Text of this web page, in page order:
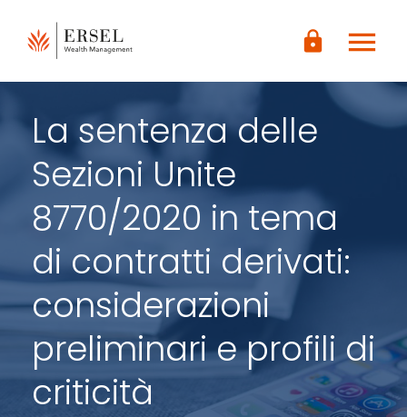
CONTENUTO
PRINCIPALE
PAGINA
lock menu
La sentenza delle
Sezioni Unite
8770/2020 in tema
di contratti derivati:
considerazioni
preliminari e profili di
criticità